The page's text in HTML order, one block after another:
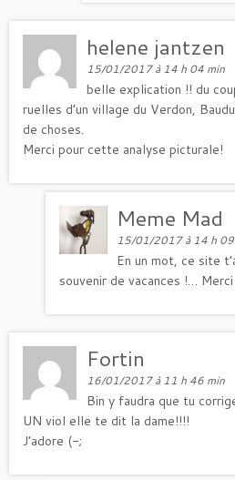
helene jantzen
15/01/2017 à 14 h 04 min
belle explication !! du
ruelles d’un village du Verdon,
de choses.
Merci pour cette analyse picturale!
Meme Mad
15/01/2017 à 14 h 09
En un mot, ce site
souvenir de vacances !…
Fortin
16/01/2017 à 11 h 46 min
Bin y faudra que tu
UN viol elle te dit la dame!!!!
J’adore (-;